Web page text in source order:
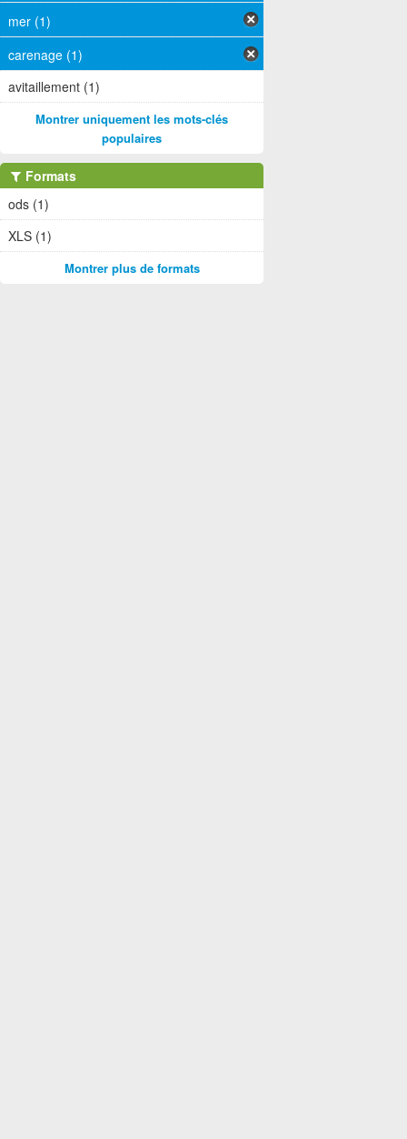
mer (1)
carenage (1)
avitaillement (1)
Montrer uniquement les mots-clés
populaires
Formats
ods (1)
XLS (1)
Montrer plus de formats